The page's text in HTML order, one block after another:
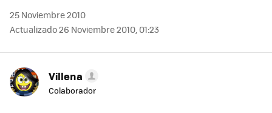
25 Noviembre 2010
Actualizado 26 Noviembre 2010, 01:23
Villena
Colaborador